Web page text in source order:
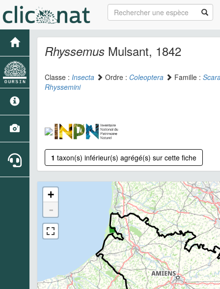
Rhyssemus Mulsant, 1842
Classe : Insecta Ordre : Coleoptera Famille :
Rhyssemini
1 taxon(s) inférieur(s) agrégé(s) sur cette fiche
+
-